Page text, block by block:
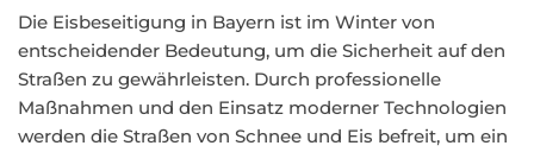
Die Eisbeseitigung in Bayern ist im Winter von
entscheidender Bedeutung, um die Sicherheit auf den
Straßen zu gewährleisten. Durch professionelle
Maßnahmen und den Einsatz moderner Technologien
werden die Straßen von Schnee und Eis befreit, um ein